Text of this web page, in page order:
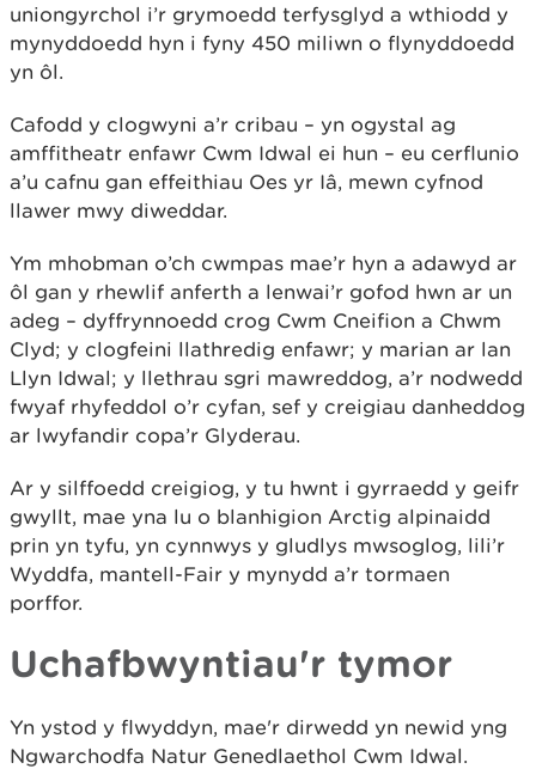
uniongyrchol i’r grymoedd terfysglyd a wthiodd y
mynyddoedd hyn i fyny 450 miliwn o flynyddoedd
yn ôl.
Cafodd y clogwyni a’r cribau – yn ogystal ag
amffitheatr enfawr Cwm Idwal ei hun – eu cerflunio
a’u cafnu gan effeithiau Oes yr Iâ, mewn cyfnod
llawer mwy diweddar.
Ym mhobman o’ch cwmpas mae’r hyn a adawyd ar
ôl gan y rhewlif anferth a lenwai’r gofod hwn ar un
adeg – dyffrynnoedd crog Cwm Cneifion a Chwm
Clyd; y clogfeini llathredig enfawr; y marian ar lan
Llyn Idwal; y llethrau sgri mawreddog, a’r nodwedd
fwyaf rhyfeddol o’r cyfan, sef y creigiau danheddog
ar lwyfandir copa’r Glyderau.
Ar y silffoedd creigiog, y tu hwnt i gyrraedd y geifr
gwyllt, mae yna lu o blanhigion Arctig alpinaidd
prin yn tyfu, yn cynnwys y gludlys mwsoglog, lili’r
Wyddfa, mantell-Fair y mynydd a’r tormaen
porffor.
Uchafbwyntiau'r tymor
Yn ystod y flwyddyn, mae'r dirwedd yn newid yng
Ngwarchodfa Natur Genedlaethol Cwm Idwal.